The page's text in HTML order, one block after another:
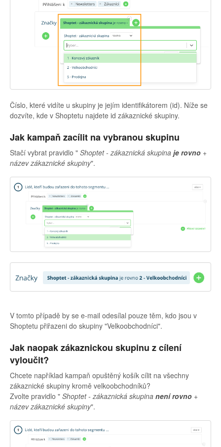
Číslo, které vidíte u skupiny je jejím identifikátorem (id). Níže se
dozvíte, kde v Shoptetu najdete id zákaznické skupiny.
Jak kampaň zacílit na vybranou skupinu
Stačí vybrat pravidlo " Shoptet - zákaznická skupina je rovno +
název zákaznické skupiny".
V tomto případě by se e-mail odesílal pouze těm, kdo jsou v
Shoptetu přiřazeni do skupiny "Velkoobchodníci".
Jak naopak zákaznickou skupinu z cílení
vyloučit?
Chcete například kampaň opuštěný košík cílit na všechny
zákaznické skupiny kromě velkoobchodníků?
Zvolte pravidlo " Shoptet - zákaznická skupina není rovno +
název zákaznické skupiny".